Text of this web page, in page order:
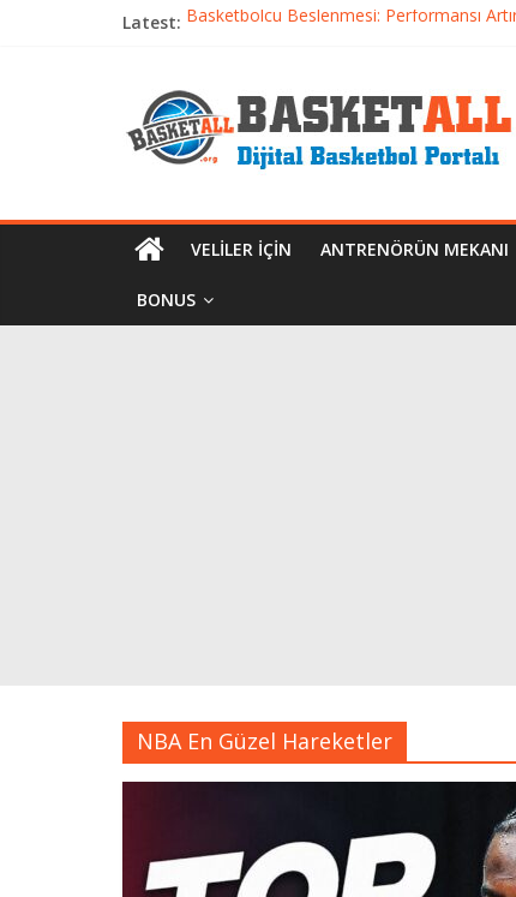
Latest: Basketbolcu Beslenmesi: Performansı
Dünyanın En İyi Basketbol Takımı: Gerçek
Etkili Basketbol Antrenmanı Nasıl Olmalı
VELILER İÇIN ANTRENÖRÜN MEKANI
BONUS
NBA En Güzel Hareketler